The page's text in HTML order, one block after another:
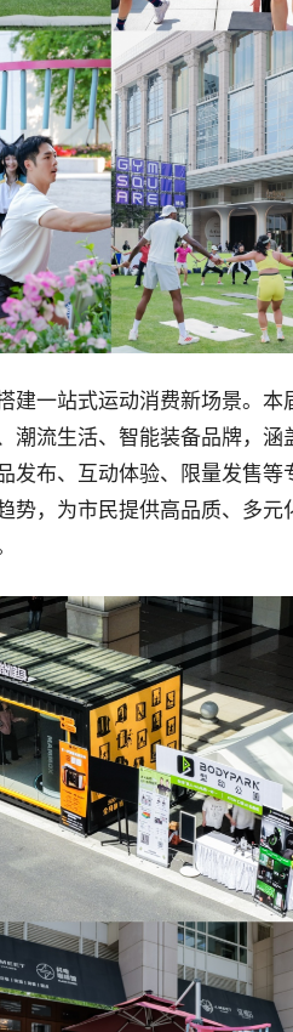
建一站式运动消费新场景。
潮流生活、智能装备品牌，
布、互动体验、限量发售等
势，为市民提供高品质、多